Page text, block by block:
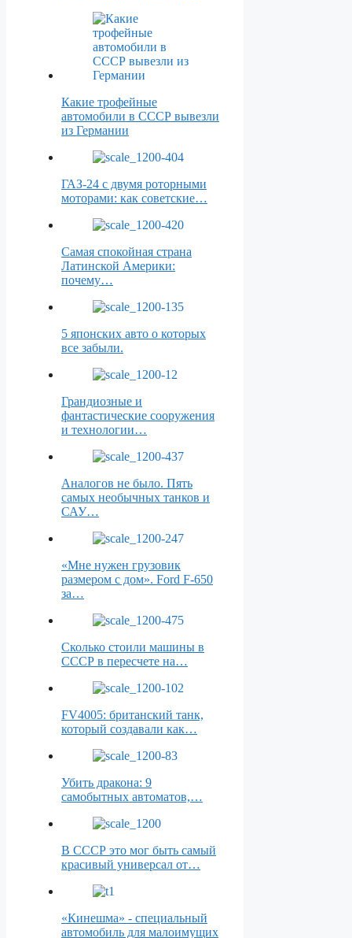
Какие трофейные
автомобили в СССР вывезли
из Германии
ГАЗ-24 с двумя роторными
моторами: как советские…
Самая спокойная страна
Латинской Америки:
почему…
5 японских авто о которых
все забыли.
Грандиозные и
фантастические сооружения
и технологии…
Аналогов не было. Пять
самых необычных танков и
САУ…
«Мне нужен грузовик
размером с дом». Ford F-650
за…
Сколько стоили машины в
СССР в пересчете на…
FV4005: британский танк,
который создавали как…
Убить дракона: 9
самобытных автоматов,…
В СССР это мог быть самый
красивый универсал от…
«Кинешма» - специальный
автомобиль для малоимущих